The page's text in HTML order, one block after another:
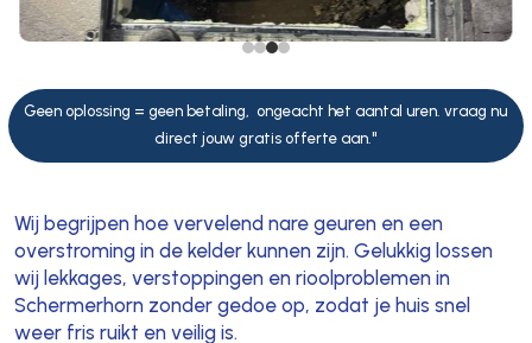
Geen oplossing = geen betaling, ongeacht het aantal uren. vraag nu
direct jouw gratis offerte aan."
Wij begrijpen hoe vervelend nare geuren en een
overstroming in de kelder kunnen zijn. Gelukkig lossen
wij lekkages, verstoppingen en rioolproblemen in
Schermerhorn zonder gedoe op, zodat je huis snel
weer fris ruikt en veilig is.